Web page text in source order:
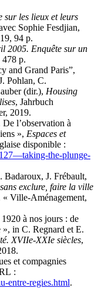
sur les lieux et leurs
Sophie Fesdjian,
94 p.
2005. Enquête sur un
478 p.
and Grand Paris”,
Pohlan, C.
(dir.), Housing
, Jahrbuch
2019.
l’observation à
», Espaces et
disponible :
the-plunge-
Badaroux, J. Frébault,
exclure, faire la ville
Ville-Aménagement,
à nos jours : de
», in C. Regnard et E.
XVIIe-XXIe siècles,
et compagnies
:
entre-regies.html.